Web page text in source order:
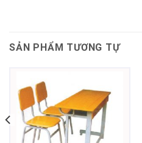
SẢN PHẨM TƯƠNG TỰ